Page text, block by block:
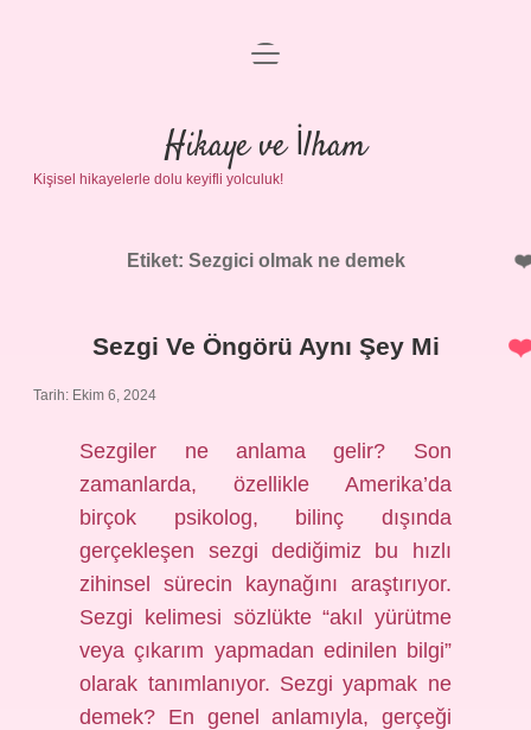
Anasayfa
Gizlilik Politikası
Yasal Uyarı
menüyü
Hikaye ve İlham
Kişisel hikayelerle dolu keyifli yolculuk!
Etiket: Sezgici olmak ne demek
Sezgi Ve Öngörü Aynı Şey Mi
Tarih: Ekim 6, 2024
Sezgiler ne anlama gelir? Son
zamanlarda, özellikle Amerika’da
birçok psikolog, bilinç dışında
gerçekleşen sezgi dediğimiz bu hızlı
zihinsel sürecin kaynağını araştırıyor.
Sezgi kelimesi sözlükte “akıl yürütme
veya çıkarım yapmadan edinilen bilgi”
olarak tanımlanıyor. Sezgi yapmak ne
demek? En genel anlamıyla, gerçeği